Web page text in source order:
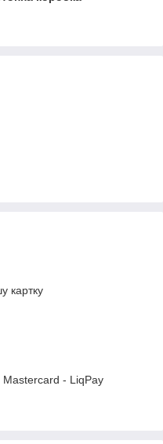
картку
- LiqPay